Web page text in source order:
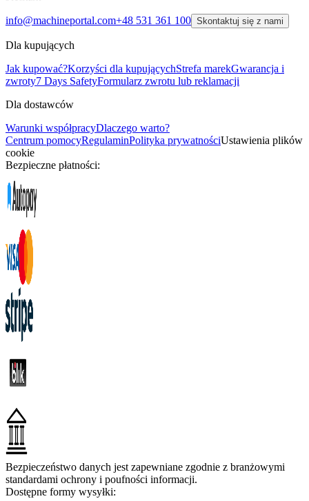
info@machineportal.com+48 531 361 100 Skontaktuj się z nami
Dla kupujących
Jak kupować?Korzyści dla kupującychStrefa marekGwarancja i
zwroty7 Days SafetyFormularz zwrotu lub reklamacji
Dla dostawców
Warunki współpracyDlaczego warto?
Centrum pomocyRegulaminPolityka prywatnościUstawienia plików
cookie
Bezpieczne płatności:
Bezpieczeństwo danych jest zapewniane zgodnie z branżowymi
standardami ochrony i poufności informacji.
Dostępne formy wysyłki: